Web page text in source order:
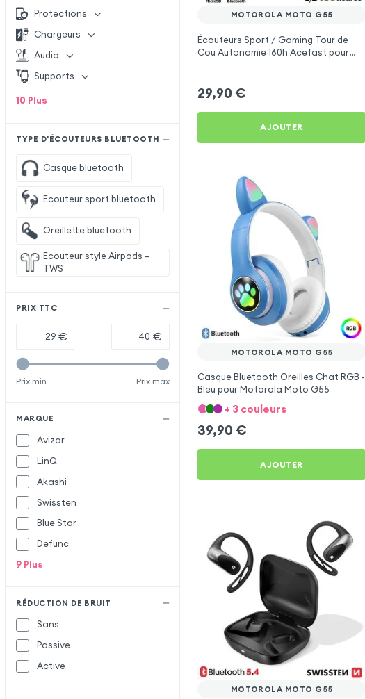
Protections
Chargeurs
Audio
Supports
10 Plus
TYPE D'ÉCOUTEURS BLUETOOTH
Casque bluetooth
Ecouteur sport bluetooth
Oreillette bluetooth
Ecouteur style Airpods –
TWS
PRIX TTC
€ €
Prix min Prix max
MARQUE
Avizar
LinQ
Akashi
Swissten
Blue Star
Defunc
9 Plus
RÉDUCTION DE BRUIT
Sans
Passive
Active
MOTOROLA MOTO G55
Écouteurs Sport / Gaming Tour de
Cou Autonomie 160h Acefast pour
29,90 €
AJOUTER
MOTOROLA MOTO G55
Casque Bluetooth Oreilles Chat RGB -
Bleu pour Motorola Moto G55
+ 3 couleurs
39,90 €
AJOUTER
MOTOROLA MOTO G55